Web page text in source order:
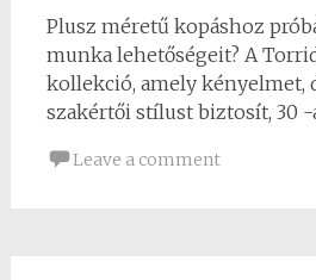
Plusz méretű kopáshoz
munka lehetőségeit? A
kollekció, amely kényelmet,
szakértői stílust biztosít, 30 -
Leave a comment